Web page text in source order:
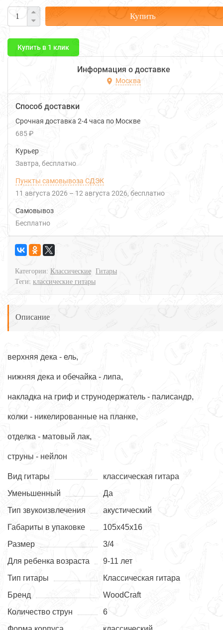
Купить
Купить в 1 клик
Информация о доставке
Москва
Способ доставки
Срочная доставка 2-4 часа по Москве
685 ₽
Курьер
Завтра
Бесплатно
Пункты самовывоза СДЭК
11 августа 2026 – 12 августа 2026 Бесплатно
Самовывоз
Бесплатно
Категории: Классические Гитары
Теги: классические гитары
Описание
верхняя дека - ель,
нижняя дека и обечайка - липа,
накладка на гриф и струнодержатель - палисандр,
колки - никелированные на планке,
отделка - матовый лак,
струны - нейлон
Вид гитары
классическая гитара
Уменьшенный
Да
Тип звукоизвлечения
акустический
Габариты в упаковке
105x45x16
Размер
3/4
Для ребенка возраста
9-11 лет
Тип гитары
Классическая гитара
Бренд
WoodCraft
Количество струн
6